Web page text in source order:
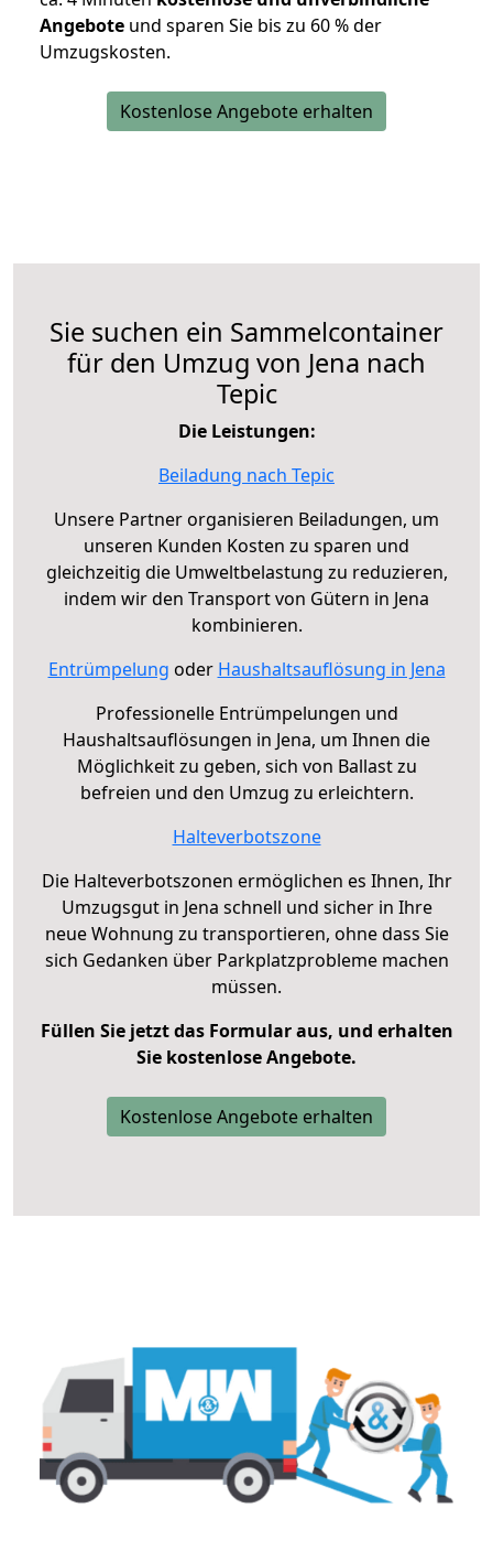
Angebote und sparen Sie bis zu 60 % der
Umzugskosten.
Kostenlose Angebote erhalten
Sie suchen ein Sammelcontainer
für den Umzug von Jena nach
Tepic
Die Leistungen:
Beiladung nach Tepic
Unsere Partner organisieren Beiladungen, um
unseren Kunden Kosten zu sparen und
gleichzeitig die Umweltbelastung zu reduzieren,
indem wir den Transport von Gütern in Jena
kombinieren.
Entrümpelung oder Haushaltsauflösung in Jena
Professionelle Entrümpelungen und
Haushaltsauflösungen in Jena, um Ihnen die
Möglichkeit zu geben, sich von Ballast zu
befreien und den Umzug zu erleichtern.
Halteverbotszone
Die Halteverbotszonen ermöglichen es Ihnen, Ihr
Umzugsgut in Jena schnell und sicher in Ihre
neue Wohnung zu transportieren, ohne dass Sie
sich Gedanken über Parkplatzprobleme machen
müssen.
Füllen Sie jetzt das Formular aus, und erhalten
Sie kostenlose Angebote.
Kostenlose Angebote erhalten